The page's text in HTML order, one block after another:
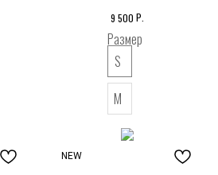
9 500 Р.
Размер
S
M
NEW